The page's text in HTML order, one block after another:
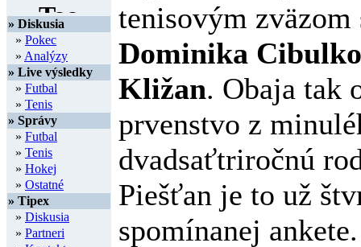
» Diskusia
» Pokec
» Analýzy
» Live výsledky
» Futbal
» Tenis
» Správy
» Futbal
» Tenis
» Hokej
» Ostatné
» Tipex
» Diskusia
» Partneri
tenisovým zväzom
Dominika
Kližan. Obaja tak
prvenstvo z
dvadsaťtriročnú
Piešťan je to už
spomínanej ankete.